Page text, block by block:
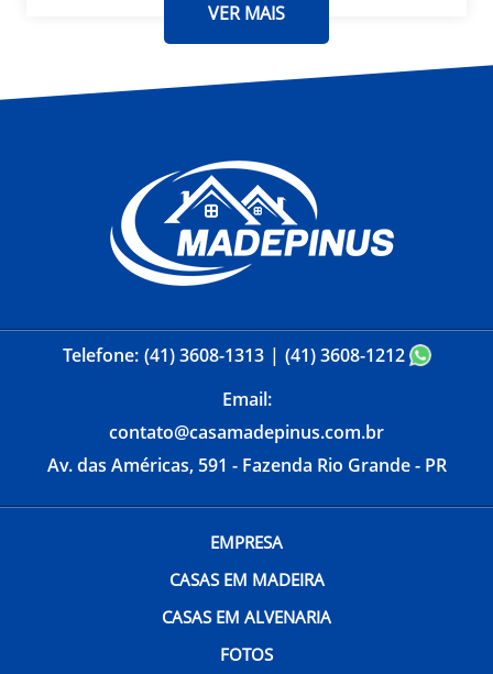
VER MAIS
Telefone: (41) 3608-1313
(41) 3608-1212
Email:
contato@casamadepinus.com.br
Av. das Américas, 591 - Fazenda Rio Grande - PR
EMPRESA
CASAS EM MADEIRA
CASAS EM ALVENARIA
FOTOS